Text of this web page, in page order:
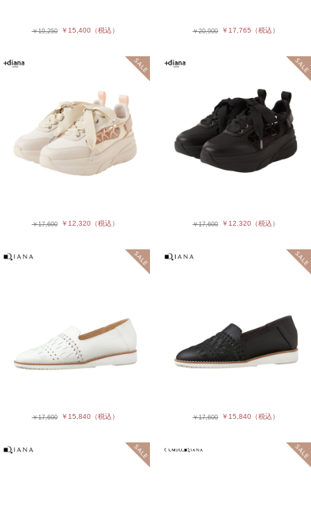
￥19,250 ￥15,400（税込） ￥20,900 ￥17,765 （税込）
￥17,600 ￥12,320（税込） ￥17,600 ￥12,320 （税込）
￥17,600 ￥15,840（税込） ￥17,600 ￥15,840 （税込）